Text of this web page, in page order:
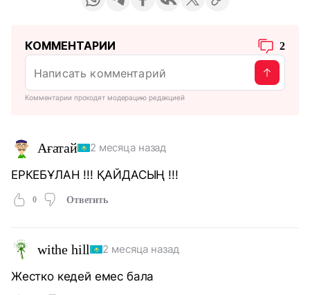
КОММЕНТАРИИ 2
Комментарии проходят модерацию редакцией
Ағатай 2 месяца назад
ЕРКЕБҰЛАН !!! ҚАЙДАСЫҢ !!!
0 Ответить
withe hill 2 месяца назад
Жестко кедей емес бала